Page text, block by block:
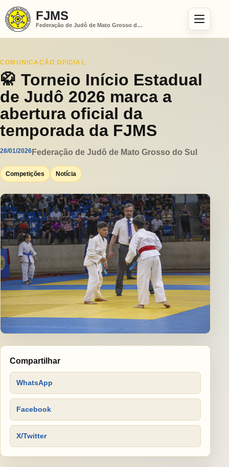
FJMS
Federação de Judô de Mato Grosso do Sul
COMUNICAÇÃO OFICIAL
🥋 Torneio Início Estadual
de Judô 2026 marca a
abertura oficial da
temporada da FJMS
28/01/2026 Federação de Judô de Mato Grosso do Sul
Competições Notícia
Compartilhar
WhatsApp
Facebook
X/Twitter